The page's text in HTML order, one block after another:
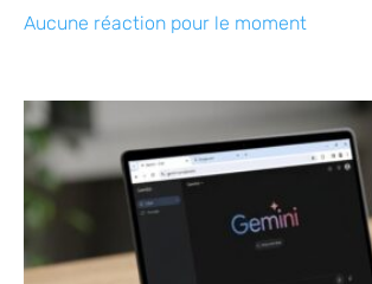
Aucune réaction pour le moment